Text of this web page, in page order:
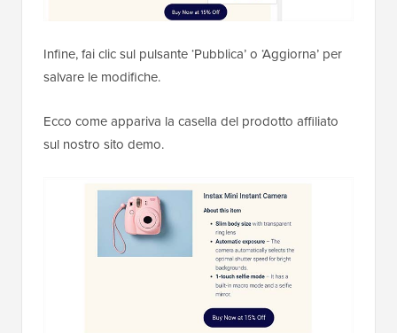
Infine, fai clic sul pulsante ‘Pubblica’ o ‘Aggiorna’ per
salvare le modifiche.
Ecco come appariva la casella del prodotto affiliato
sul nostro sito demo.